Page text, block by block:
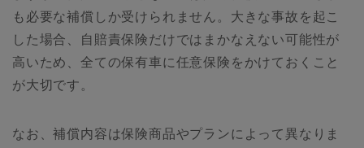
も必要な補償しか受けられません。大きな事故を起こ
した場合、自賠責保険だけではまかなえない可能性が
高いため、全ての保有車に任意保険をかけておくこと
が大切です。
なお、補償内容は保険商品やプランによって異なりま